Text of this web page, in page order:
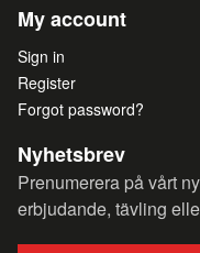
My account
Sign in
Register
Forgot password?
Nyhetsbrev
Prenumerera på vårt
erbjudande, tävling